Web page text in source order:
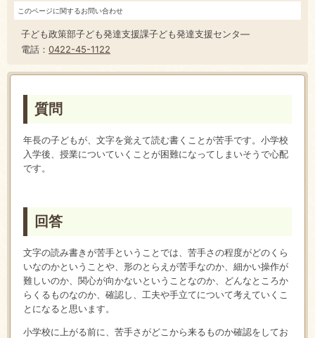
このページに関するお問い合わせ
子ども政策部子ども発達支援課子ども発達支援センタ―
電話： 0422-45-1122
質問
年長の子どもが、文字を覚えて読む書くことが苦手です。小学校
入学後、授業についていくことが困難になってしまいそうで心配
です。
回答
文字の読み書きが苦手ということでは、苦手さの程度がどのくら
いなのかということや、形のとらえが苦手なのか、細かい操作が
難しいのか、関心が向かないということなのか、どんなところか
らくるものなのか、確認し、工夫や手立てについて考えていくこ
とになると思います。
小学校に上がる前に、苦手さがどこから来るものか確認をしてお